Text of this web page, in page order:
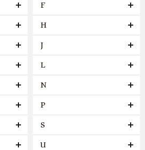
F
H
J
L
N
P
S
U